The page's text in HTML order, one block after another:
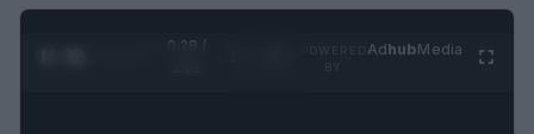
0:29 /
AdhubMedia